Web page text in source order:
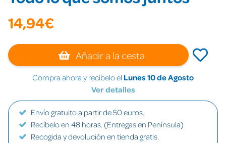
14,94€
Añadir a la cesta
Compra ahora y recíbelo el Lunes 10 de Agosto
Ver detalles
Envío gratuito a partir de 50 euros.
Recíbelo en 48 horas. (Entregas en Península)
Recogida y devolución en tienda gratis.